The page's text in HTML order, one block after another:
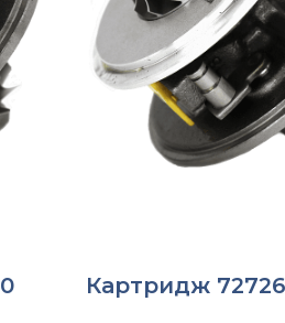
Картридж